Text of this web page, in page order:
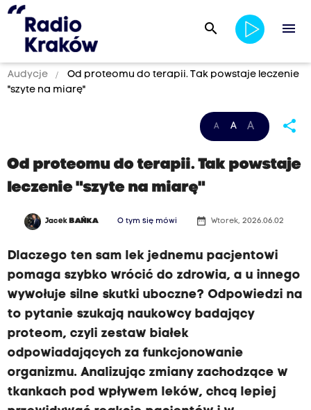
search menu
Audycje
Od proteomu do terapii. Tak powstaje leczenie
"szyte na miarę"
A A A share
Od proteomu do terapii. Tak powstaje
leczenie "szyte na miarę"
Jacek BAŃKA O tym się mówi date_range Wtorek, 2026.06.02
Dlaczego ten sam lek jednemu pacjentowi
pomaga szybko wrócić do zdrowia, a u innego
wywołuje silne skutki uboczne? Odpowiedzi na
to pytanie szukają naukowcy badający
proteom, czyli zestaw białek
odpowiadających za funkcjonowanie
organizmu. Analizując zmiany zachodzące w
tkankach pod wpływem leków, chcą lepiej